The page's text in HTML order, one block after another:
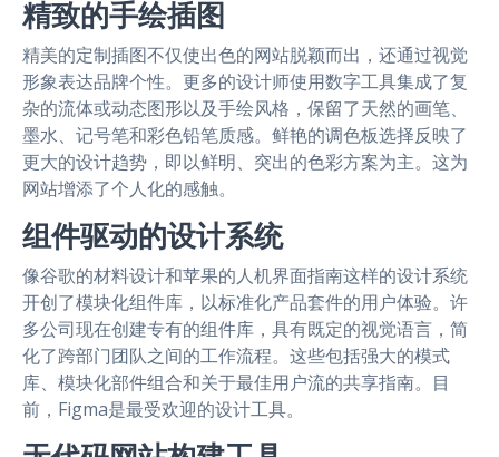
精致的手绘插图
精美的定制插图不仅使出色的网站脱颖而出，还通过视觉
形象表达品牌个性。更多的设计师使用数字工具集成了复
杂的流体或动态图形以及手绘风格，保留了天然的画笔、
墨水、记号笔和彩色铅笔质感。鲜艳的调色板选择反映了
更大的设计趋势，即以鲜明、突出的色彩方案为主。这为
网站增添了个人化的感触。
组件驱动的设计系统
像谷歌的材料设计和苹果的人机界面指南这样的设计系统
开创了模块化组件库，以标准化产品套件的用户体验。许
多公司现在创建专有的组件库，具有既定的视觉语言，简
化了跨部门团队之间的工作流程。这些包括强大的模式
库、模块化部件组合和关于最佳用户流的共享指南。目
前，Figma是最受欢迎的设计工具。